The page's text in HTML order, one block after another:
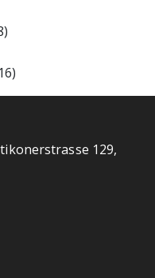
129,